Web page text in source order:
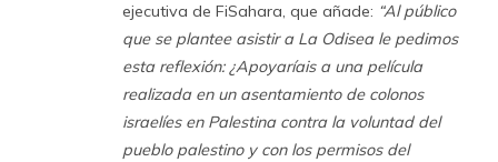
ejecutiva de FiSahara, que añade: “Al público
que se plantee asistir a La Odisea le pedimos
esta reflexión: ¿Apoyaríais a una película
realizada en un asentamiento de colonos
israelíes en Palestina contra la voluntad del
pueblo palestino y con los permisos del